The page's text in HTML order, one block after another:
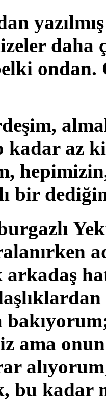
daha
kadar az
bir
ama
bu kadar